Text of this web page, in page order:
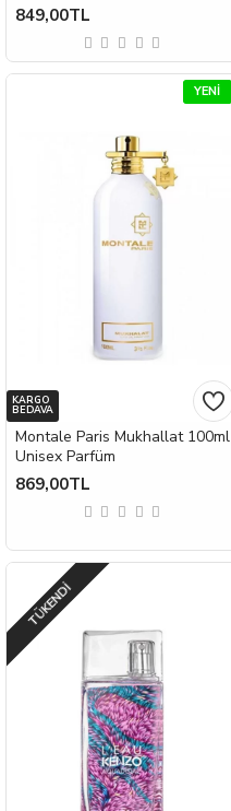
849,00TL
YENI
KARGO
BEDAVA
Montale Paris Mukhallat 100ml
Unisex Parfüm
869,00TL
TÜKENDI